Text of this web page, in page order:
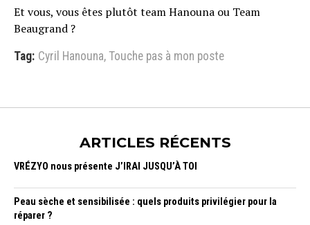
Et vous, vous êtes plutôt team Hanouna ou Team
Beaugrand ?
Tag: Cyril Hanouna, Touche pas à mon poste
ARTICLES RÉCENTS
VRÉZYO nous présente J’IRAI JUSQU’À TOI
Peau sèche et sensibilisée : quels produits privilégier pour la
réparer ?